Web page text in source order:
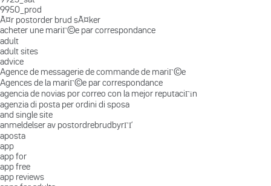
9950_prod
Ã¤r postorder brud sÃ¤ker
acheter une mariГ©e par correspondance
adult
adult sites
advice
Agence de messagerie de commande de mariГ©e
Agences de la mariГ©e par correspondance
agencia de novias por correo con la mejor reputaciГіn
agenzia di posta per ordini di sposa
and single site
anmeldelser av postordrebrudbyrГҐ
aposta
app
app for
app free
app reviews